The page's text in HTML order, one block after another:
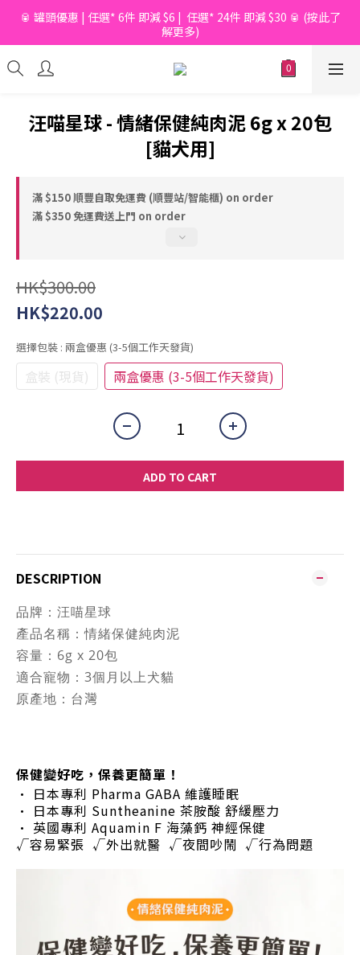
📦滿$150起免香港運費*  |  📦 滿$600起免澳門運費*
🥫 罐頭優惠 | 任選* 6件 即減 $6 |  任選* 24件 即減 $30 🥫 (按此了
解更多)
📦滿$150起免香港運費*  |  📦 滿$600起免澳門運費*
汪喵星球 - 情緒保健純肉泥 6g x 20包
[貓犬用]
滿 $150 順豐自取免運費 (順豐站/智能櫃) on order
滿 $350 免運費送上門 on order
HK$300.00
HK$220.00
選擇包裝 : 兩盒優惠 (3-5個工作天發貨)
盒裝 (現貨) 兩盒優惠 (3-5個工作天發貨)
ADD TO CART
DESCRIPTION
品牌： 汪喵星球
產品名稱：情緒保健純肉泥
容量： 6g x 20包
適合寵物：3個月以上犬貓
原產地： 台灣
保健變好吃，保養更簡單！
• 日本專利 Pharma GABA 維護睡眠
• 日本專利 Suntheanine 茶胺酸 舒緩壓力
• 英國專利 Aquamin F 海藻鈣 神經保健
√容易緊張 √外出就醫 √夜間吵鬧 √行為問題